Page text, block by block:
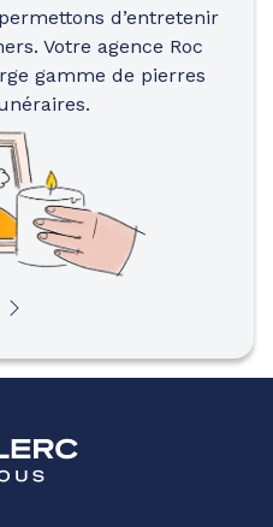
d’entretenir
Votre agence Roc
gamme de pierres